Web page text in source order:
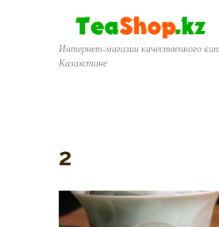
Интернет-магазин качественного
Казахстане
2